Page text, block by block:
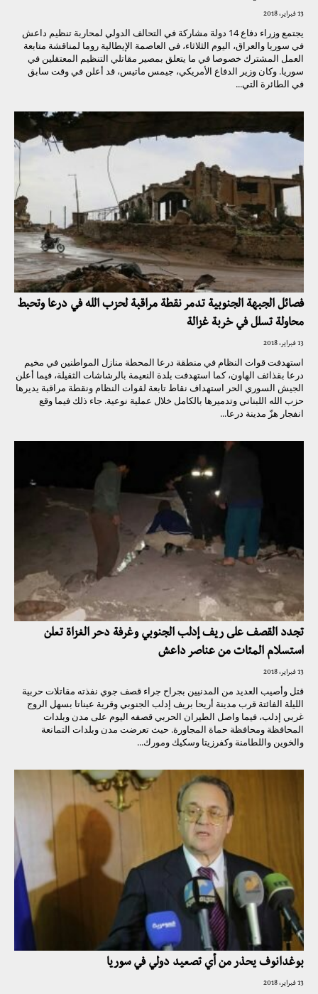
13 فبراير، 2018
يجتمع وزراء دفاع 14 دولة مشاركة في التحالف الدولي لمحاربة تنظيم داعش
في سوريا والعراق، اليوم الثلاثاء، في العاصمة الإيطالية روما لمناقشة متابعة
العمل المشترك خصوصا في ما يتعلق بمصير مقاتلي التنظيم المعتقلين في
سوريا. وكان وزير الدفاع الأمريكي، جيمس ماتيس، قد أعلن في وقت سابق
في الطائرة التي...
فصائل الجبهة الجنوبية تدمر نقطة مراقبة لحزب الله في درعا وتحبط
محاولة تسلل في خربة غزالة
13 فبراير، 2018
استهدفت قوات النظام في منطقة درعا المحطة منازل المواطنين في مخيم
درعا بقذائف الهاون، كما استهدفت بلدة النعيمة بالرشاشات الثقيلة، فيما أعلن
الجيش السوري الحر استهداف نقاط تابعة لقوات النظام ونقطة مراقبة يديرها
حزب الله اللبناني وتدميرها بالكامل خلال عملية نوعية. جاء ذلك فيما وقع
انفجار هزّ مدينة درعا...
تجدد القصف على ريف إدلب الجنوبي وغرفة دحر الغزاة تعلن
استسلام المئات من عناصر داعش
13 فبراير، 2018
قتل وأصيب العديد من المدنيين بجراح جراء قصف جوي نفذته مقاتلات حربية
الليلة الفائتة قرب مدينة أريحا بريف إدلب الجنوبي وقرية عيناتا بسهل الروج
غربي إدلب، فيما واصل الطيران الحربي قصفه اليوم على مدن وبلدات
المحافظة ومحافظة حماة المجاورة. حيث تعرضت مدن وبلدات التمانعة
والخوين واللطامنة وكفرزيتا وسكيك ومورك...
بوغدانوف يحذر من أي تصعيد دولي في سوريا
13 فبراير، 2018